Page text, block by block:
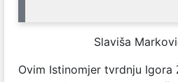
Slaviša
Ovim Istinomjer tvrdnju Igora